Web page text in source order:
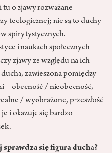
tu o zjawy rozważane
teologicznej; nie są to duchy
spirytystycznych.
i naukach społecznych
zjawy ze względu na ich
zawieszona pomiędzy
– obecność / nieobecność,
/ wyobrażone, przeszłość
i okazuje się bardzo
się figura ducha?